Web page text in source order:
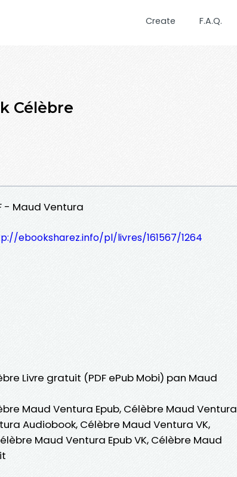
Create F.A.Q.
Célèbre
- Maud Ventura
ebooksharez.info/pl/livres/161567/1264
Livre gratuit (PDF ePub Mobi) pan Maud
Maud Ventura Epub, Célèbre Maud Ventura
Audiobook, Célèbre Maud Ventura VK,
Maud Ventura Epub VK, Célèbre Maud